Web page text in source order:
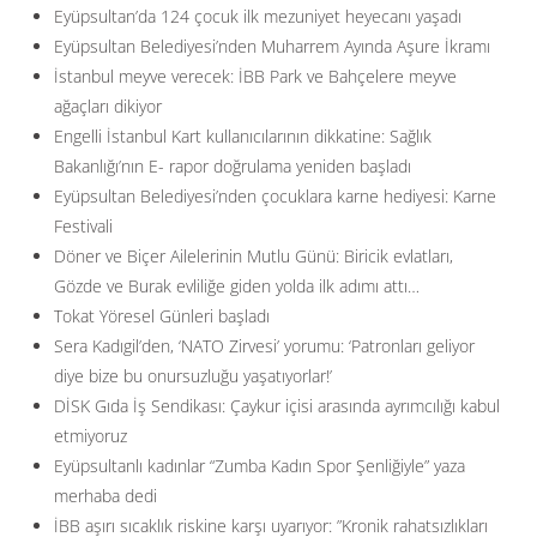
Eyüpsultan’da 124 çocuk ilk mezuniyet heyecanı yaşadı
Eyüpsultan Belediyesi’nden Muharrem Ayında Aşure İkramı
İstanbul meyve verecek: İBB Park ve Bahçelere meyve
ağaçları dikiyor
Engelli İstanbul Kart kullanıcılarının dikkatine: Sağlık
Bakanlığı’nın E- rapor doğrulama yeniden başladı
Eyüpsultan Belediyesi’nden çocuklara karne hediyesi: Karne
Festivali
Döner ve Biçer Ailelerinin Mutlu Günü: Biricik evlatları,
Gözde ve Burak evliliğe giden yolda ilk adımı attı…
Tokat Yöresel Günleri başladı
Sera Kadıgil’den, ‘NATO Zirvesi’ yorumu: ‘Patronları geliyor
diye bize bu onursuzluğu yaşatıyorlar!’
DİSK Gıda İş Sendikası: Çaykur içisi arasında ayrımcılığı kabul
etmiyoruz
Eyüpsultanlı kadınlar “Zumba Kadın Spor Şenliğiyle” yaza
merhaba dedi
İBB aşırı sıcaklık riskine karşı uyarıyor: ”Kronik rahatsızlıkları